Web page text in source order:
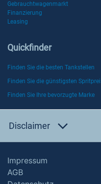
Gebrauchtwagenmarkt
Finanzierung
Leasing
Quickfinder
Finden Sie die besten Tankstellen
Finden Sie die günstigsten
Finden Sie Ihre bevorzugte Marke
Disclaimer
Impressum
AGB